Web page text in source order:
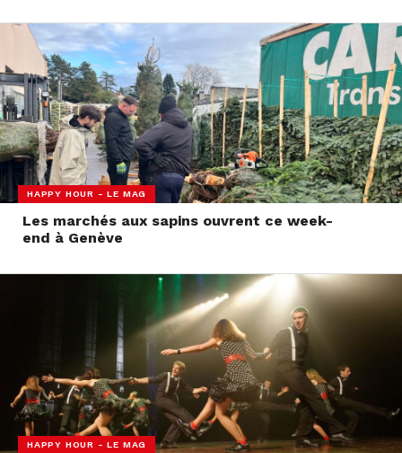
HAPPY HOUR - LE MAG
Les marchés aux sapins ouvrent ce week-
end à Genève
HAPPY HOUR - LE MAG